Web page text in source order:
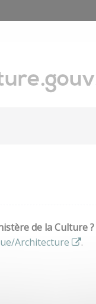
de la Culture ?
Architecture .